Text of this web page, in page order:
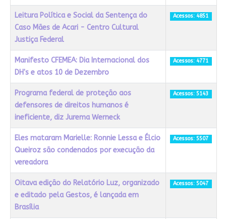
Leitura Política e Social da Sentença do
Caso Mães de Acari - Centro Cultural
Justiça Federal
Acessos: 4851
Manifesto CFEMEA: Dia Internacional dos
DH's e atos 10 de Dezembro
Acessos: 4771
Programa federal de proteção aos
defensores de direitos humanos é
ineficiente, diz Jurema Werneck
Acessos: 5143
Eles mataram Marielle: Ronnie Lessa e Élcio
Queiroz são condenados por execução da
vereadora
Acessos: 5507
Oitava edição do Relatório Luz, organizado
e editado pela Gestos, é lançada em
Brasília
Acessos: 5047